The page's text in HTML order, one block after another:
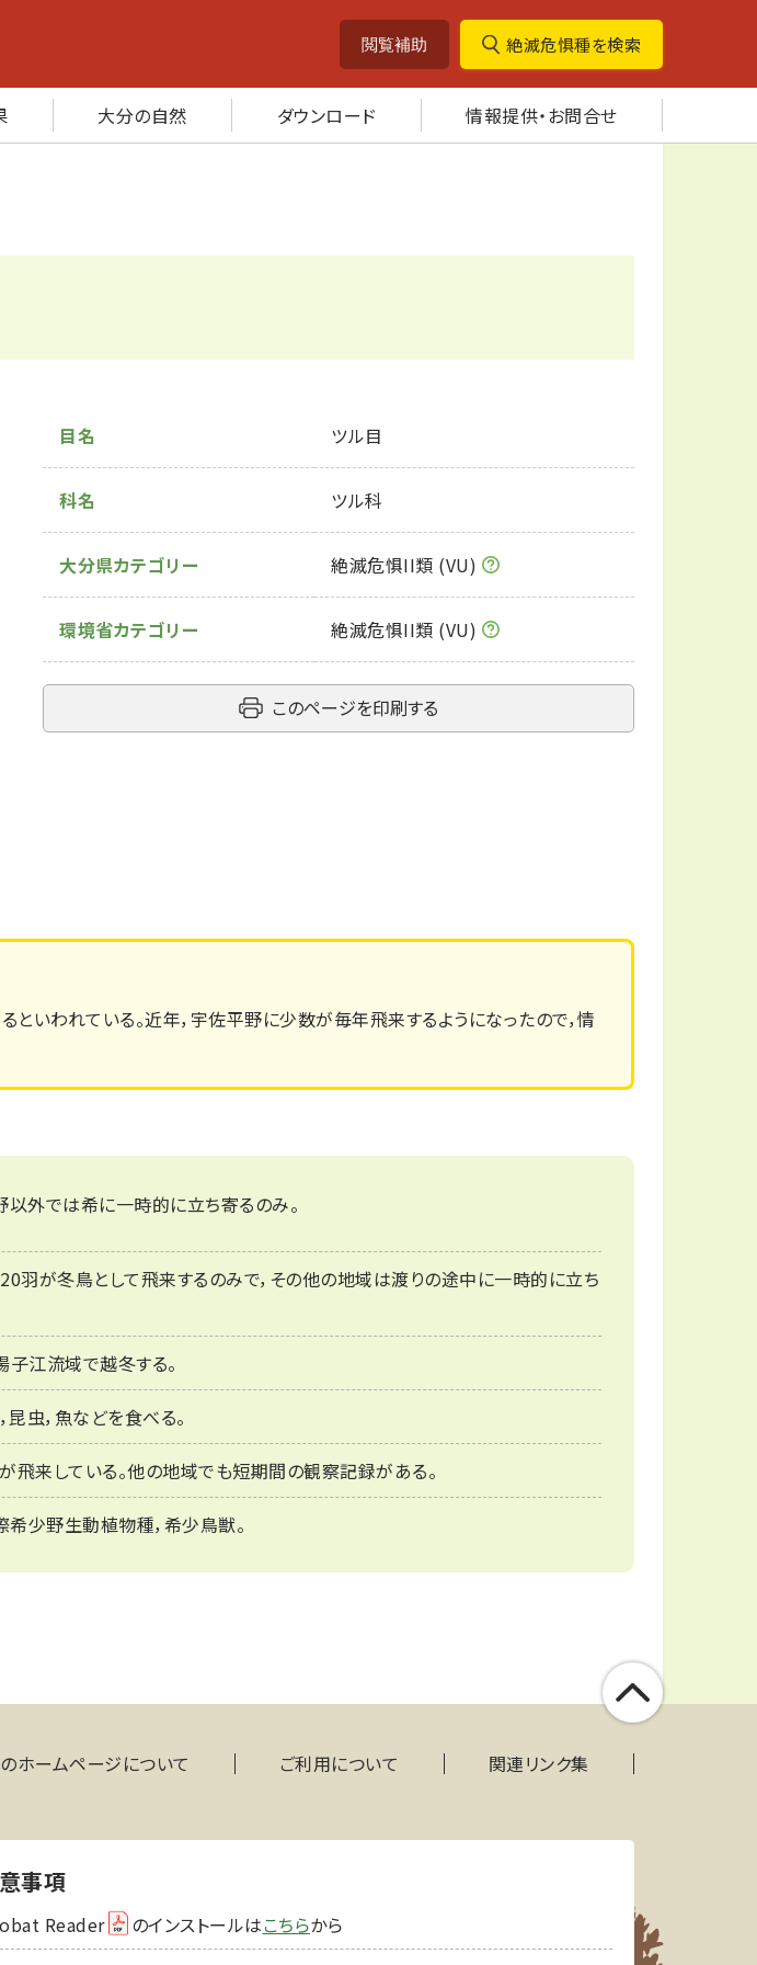
閲覧補助 絶滅危惧種を検索
大分の自然 ダウンロード 情報提供・お問合せ
目名 ツル目
科名 ツル科
大分県カテゴリー 絶滅危惧II類 (VU)
環境省カテゴリー 絶滅危惧II類 (VU)
このページを印刷する
いわれている。近年，宇佐平野に少数が毎年飛来するようになったので，情
以外では希に一時的に立ち寄るのみ。
が冬鳥として飛来するのみで，その他の地域は渡りの途中に一時的に立ち
江流域で越冬する。
虫，魚などを食べる。
来している。他の地域でも短期間の観察記録がある。
希少野生動植物種，希少鳥獣。
ホームページについて ご利用について 関連リンク集
事項
Reader のインストールはこちらから